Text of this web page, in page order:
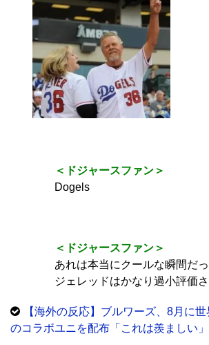
＜ドジャースファン＞
Dogels
＜ドジャースファン＞
あれは本当にクールな瞬間だっ
ジェレッドはかなり過小評価さ
【海外の反応】ブルワーズ、8月に
のコラボユニを配布「これは羨ましい」